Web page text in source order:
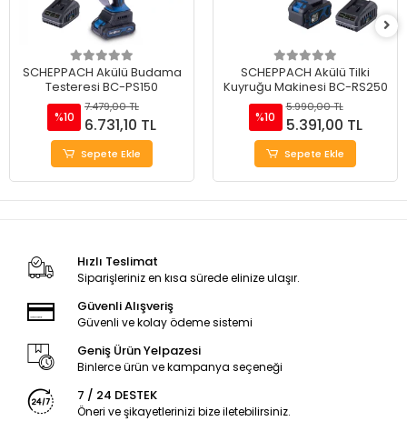
SCHEPPACH Akülü Budama
Testeresi BC-PS150
%10
7.479,00 TL
6.731,10 TL
Sepete Ekle
SCHEPPACH Akülü Tilki
Kuyruğu Makinesi BC-RS250
%10
5.990,00 TL
5.391,00 TL
Sepete Ekle
Hızlı Teslimat
Siparişleriniz en kısa sürede elinize ulaşır.
Güvenli Alışveriş
Güvenli ve kolay ödeme sistemi
Geniş Ürün Yelpazesi
Binlerce ürün ve kampanya seçeneği
7 / 24 DESTEK
Öneri ve şikayetlerinizi bize iletebilirsiniz.